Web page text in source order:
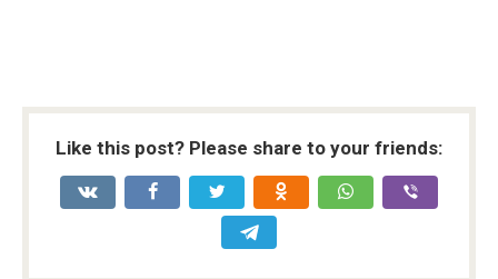
Like this post? Please share to your friends: